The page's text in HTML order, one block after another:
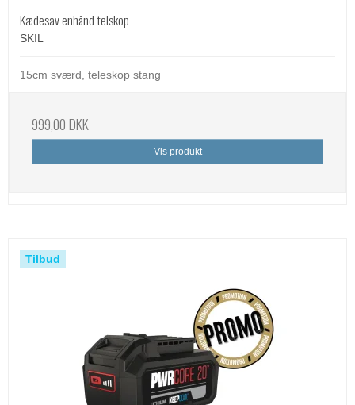
Kædesav enhånd telskop
SKIL
15cm sværd, teleskop stang
999,00 DKK
Vis produkt
Tilbud